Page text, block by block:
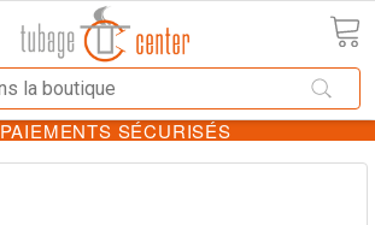
PAIEMENTS SÉCURISÉS